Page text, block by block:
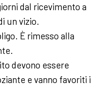
dal ricevimento a
un vizio.
È rimesso alla
devono essere
e vanno favoriti i